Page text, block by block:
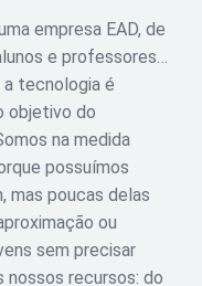
empresa EAD, de
e professores…
a tecnologia é
objetivo do
na medida
possuímos
mas poucas delas
ou
sem precisar
recursos: do